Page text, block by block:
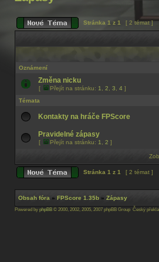
Stránka 1 z 1 [ 2 témat ]
Oznámení
Změna nicku
[ Přejít na stránku: 1 2 3 4 ]
Témata
Kontakty na hráče FPScore
Pravidelné zápasy
[ Přejít na stránku: 1 2 ]
Stránka 1 z 1 [ 2 témat ]
Obsah fóra » FPScore 1.35b » Zápasy
Powered by phpBB © 2000, 2002, 2005, 2007 phpBB Group Český